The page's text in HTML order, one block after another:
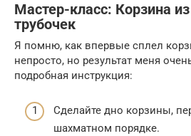
Мастер-класс: Корзина
трубочек
Я помню, как впервые сплел
непросто, но результат меня
подробная инструкция:
Сделайте дно корзины,
шахматном порядке.